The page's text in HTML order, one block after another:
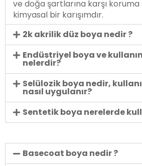
ve doğa şartlarına karşı
kimyasal bir karışımdır.
2k akrilik düz boya nedir ?
Endüstriyel boya ve
nelerdir?
Selülozik boya nedir,
nasıl uygulanır?
Sentetik boya nerelerde
Basecoat boya nedir ?